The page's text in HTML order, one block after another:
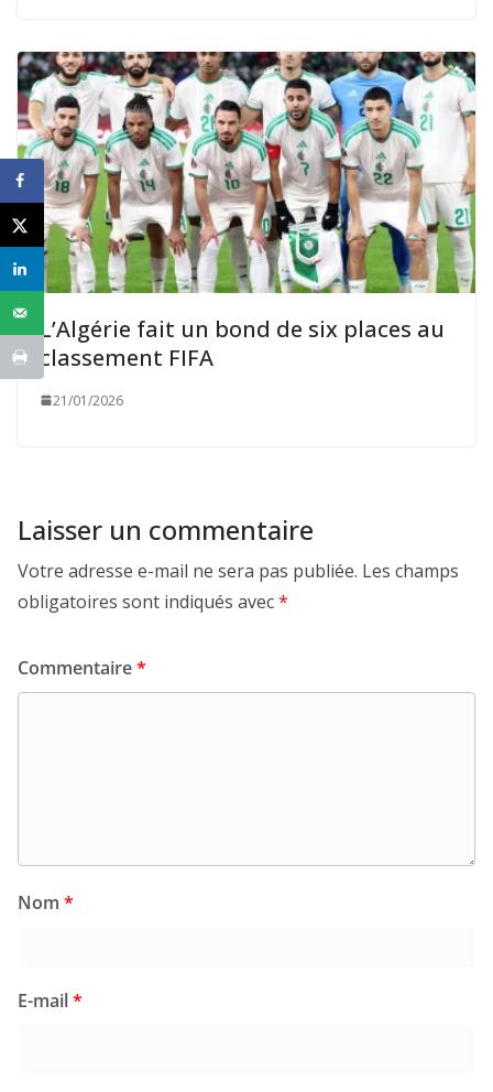
L’Algérie fait un bond de six places au
classement FIFA
21/01/2026
Laisser un commentaire
Votre adresse e-mail ne sera pas publiée. Les champs
obligatoires sont indiqués avec*
Commentaire*
Nom *
E-mail*